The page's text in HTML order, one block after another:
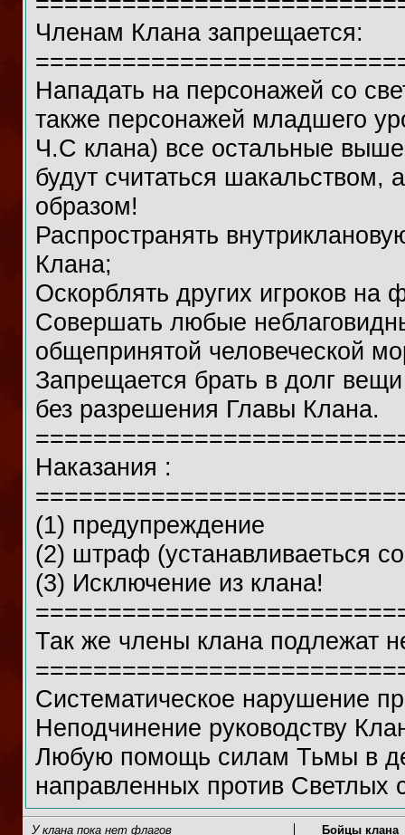
Членам Клана запрещается:
Нападать на персонажей со
также персонажей младшего
Ч.С клана) все остальные
будут считаться шакальством,
образом!
Распространять
Клана;
Оскорблять других игроков на
Совершать любые
общепринятой человеческой
Запрещается брать в долг
без разрешения Главы Клана.
Наказания :
(1) предупреждение
(2) штраф (устанавливаеться
(3) Исключение из клана!
Так же члены клана подлежат
Cистематическое нарушение
Неподчинение руководству
Любую помощь силам Тьмы в
направленных против Светлых
У клана пока нет флагов Бойцы клана